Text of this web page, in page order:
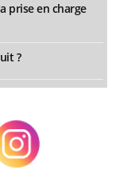
prise en charge
?